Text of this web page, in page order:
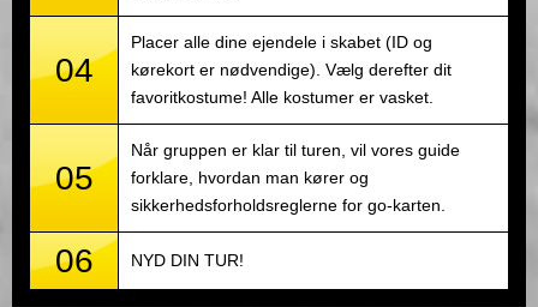
04
Placer alle dine ejendele i skabet (ID og
kørekort er nødvendige). Vælg derefter dit
favoritkostume! Alle kostumer er vasket.
05
Når gruppen er klar til turen, vil vores guide
forklare, hvordan man kører og
sikkerhedsforholdsreglerne for go-karten.
06 NYD DIN TUR!